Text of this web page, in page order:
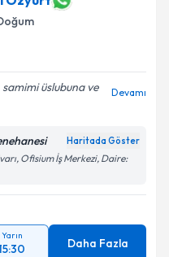
almanız için bir
ile bilgilendireceğiz.
ilişkin
Aydınlatma
verilerimin belirtilen
ediyorum.
Gönder
üslubuna ve
Devamı
Haritada Göster
Ofisium İş Merkezi, Daire:
Yarın
Daha Fazla